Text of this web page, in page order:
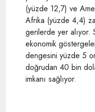
(yüzde 12,7) ve
Afrika (yüzde 4,4)
gerilerde yer alıyor.
ekonomik
dengesini yüzde 5
doğrudan 40 bin
imkanı sağlıyor.